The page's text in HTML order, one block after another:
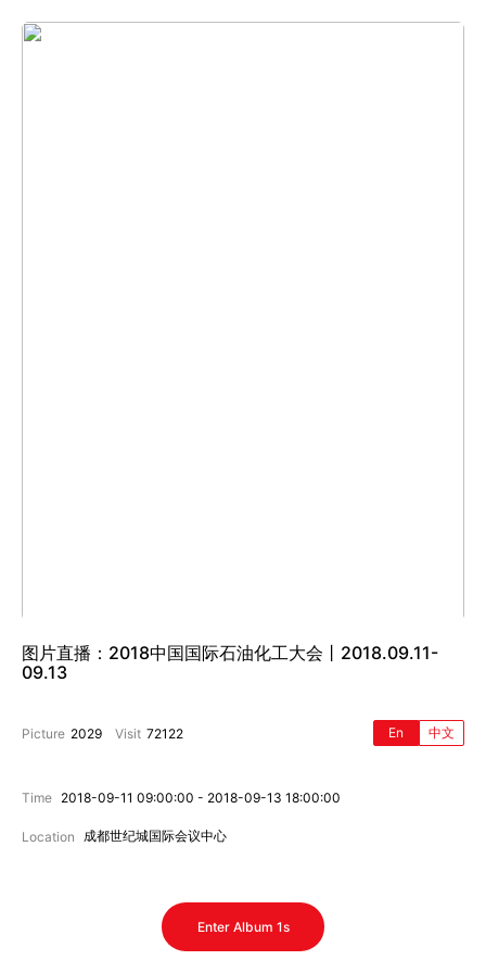
图片直播：2018中国国际石油化工大会丨2018.09.11-
09.13
Picture 2029 Visit 72122 En 中文
Time 2018-09-11 09:00:00 - 2018-09-13 18:00:00
Location 成都世纪城国际会议中心
Enter Album 1s